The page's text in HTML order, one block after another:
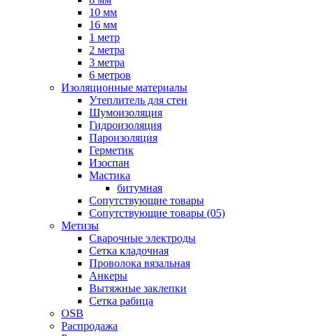
10 мм
16 мм
1 метр
2 метра
3 метра
6 метров
Изоляционные материалы
Утеплитель для стен
Шумоизоляция
Гидроизоляция
Пароизоляция
Герметик
Изоспан
Мастика
битумная
Сопутствующие товары
Сопутствующие товары (05)
Метизы
Сварочные электроды
Сетка кладочная
Проволока вязальная
Анкеры
Вытяжные заклепки
Сетка рабица
OSB
Распродажа